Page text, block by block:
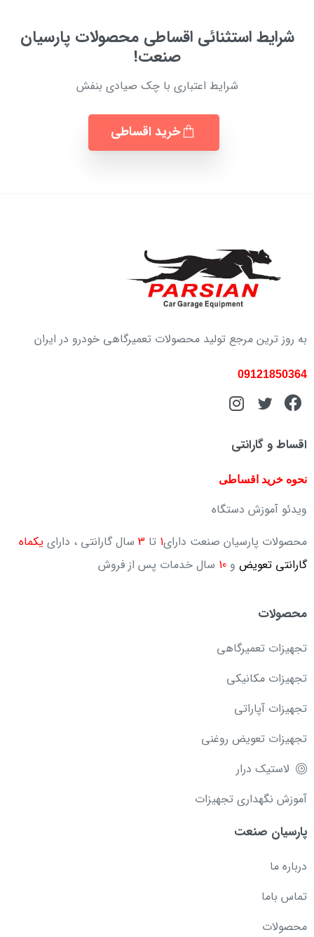
شرایط استثنائی اقساطی محصولات پارسیان
صنعت!
شرایط اعتباری با چک صیادی بنفش
خرید اقساطی
به روز ترین مرجع تولید محصولات تعمیرگاهی خودرو در ایران
09121850364
اقساط و گارانتی
نحوه خرید اقساطی
ویدئو آموزش دستگاه
محصولات پارسیان صنعت دارای1 تا 3 سال گارانتی ، دارای یکماه
گارانتی تعویض و 10 سال خدمات پس از فروش
محصولات
تجهیزات تعمیرگاهی
تجهیزات مکانیکی
تجهیزات آپاراتی
تجهیزات تعویض روغنی
لاستیک درار
آموزش نگهداری تجهیزات
پارسیان صنعت
درباره ما
تماس باما
محصولات